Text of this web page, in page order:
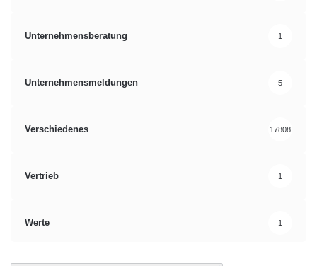
Unternehmensberatung 1
Unternehmensmeldungen 5
Verschiedenes 17808
Vertrieb 1
Werte 1